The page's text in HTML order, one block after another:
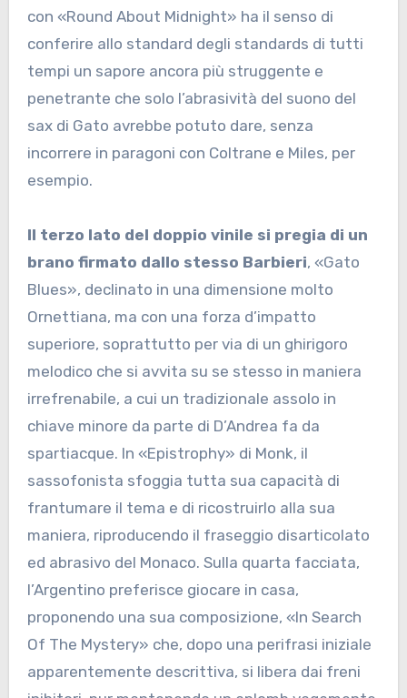
con «Round About Midnight» ha il senso di
conferire allo standard degli standards di tutti
tempi un sapore ancora più struggente e
penetrante che solo l’abrasività del suono del
sax di Gato avrebbe potuto dare, senza
incorrere in paragoni con Coltrane e Miles, per
esempio.
Il terzo lato del doppio vinile si pregia di un
brano firmato dallo stesso Barbieri, «Gato
Blues», declinato in una dimensione molto
Ornettiana, ma con una forza d’impatto
superiore, soprattutto per via di un ghirigoro
melodico che si avvita su se stesso in maniera
irrefrenabile, a cui un tradizionale assolo in
chiave minore da parte di D’Andrea fa da
spartiacque. In «Epistrophy» di Monk, il
sassofonista sfoggia tutta sua capacità di
frantumare il tema e di ricostruirlo alla sua
maniera, riproducendo il fraseggio disarticolato
ed abrasivo del Monaco. Sulla quarta facciata,
l’Argentino preferisce giocare in casa,
proponendo una sua composizione, «In Search
Of The Mystery» che, dopo una perifrasi iniziale
apparentemente descrittiva, si libera dai freni